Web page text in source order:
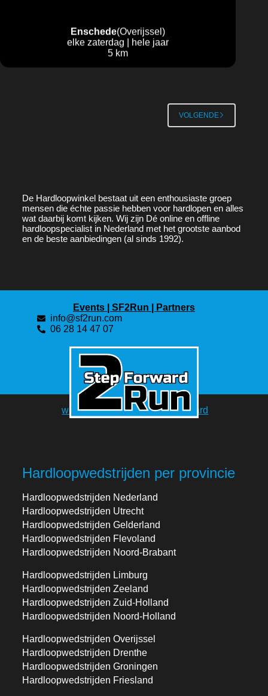
Enschede(Overijssel)
elke zaterdag | hele jaar
5 km
VOLGENDE
De Hardloopwinkelbestaat uit een enthousiaste groep
mensen die échte passie hebben voor hardlopen en alles
wat daarbij komt kijken. Wij zijn Dé online en offline
hardloopspecialist in Nederland met het grootste aanbod
en de beste aanbiedingen (al sinds 1992).
Events | SF2Run |
Partners
info@sf2run.com
06 28 14 47 07
©Step Forward 2Run
webdesign door J&J Step Forward
Hardloopwedstrijden per provincie
Hardloopwedstrijden Nederland
Hardloopwedstrijden Utrecht
Hardloopwedstrijden Gelderland
Hardloopwedstrijden Flevoland
Hardloopwedstrijden Noord-Brabant
Hardloopwedstrijden Limburg
Hardloopwedstrijden Zeeland
Hardloopwedstrijden Zuid-Holland
Hardloopwedstrijden Noord-Holland
Hardloopwedstrijden Overijssel
Hardloopwedstrijden Drenthe
Hardloopwedstrijden Groningen
Hardloopwedstrijden Friesland